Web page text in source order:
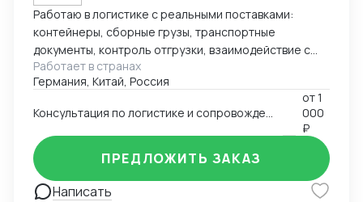
Работаю в логистике с реальными поставками:
контейнеры, сборные грузы, транспортные
документы, контроль отгрузки, взаимодействие с
агентами и перевозчиками. Специализируюсь на
логистике из Европы, умею быстро ориентироваться
в нестандартных ситуациях и держать процесс под
контролем. Работаю из Германии, открыт к
удалённому сотрудничеству.
Работает в странах
Германия, Китай, Россия
Консультация по логистике и сопровождению поставок (к примеру из Европы и Китая)
от1
000
₽
Написать
ПРЕДЛОЖИТЬ ЗАКАЗ